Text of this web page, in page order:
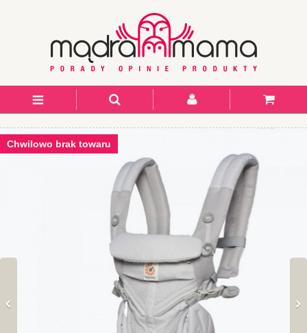
Chwilowo brak towaru